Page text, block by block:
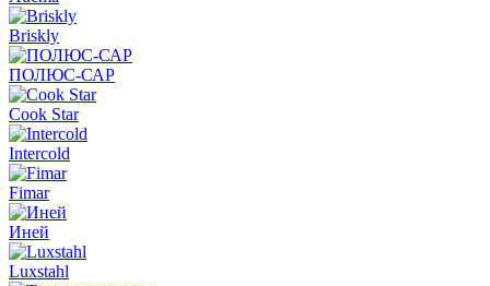
Briskly
ПОЛЮС-САР
Cook Star
Intercold
Fimar
Иней
Luxstahl